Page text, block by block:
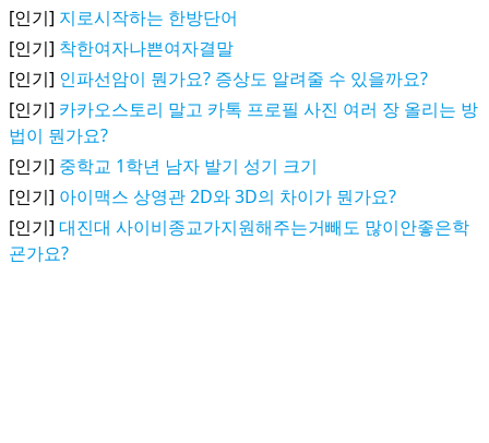
[인기] 지로시작하는 한방단어
[인기] 착한여자나쁜여자결말
[인기] 인파선암이 뭔가요? 증상도 알려줄 수 있을까요?
[인기] 카카오스토리 말고 카톡 프로필 사진 여러 장 올리는 방
법이 뭔가요?
[인기] 중학교 1학년 남자 발기 성기 크기
[인기] 아이맥스 상영관 2D와 3D의 차이가 뭔가요?
[인기] 대진대 사이비종교가지원해주는거빼도 많이안좋은학
굔가요?